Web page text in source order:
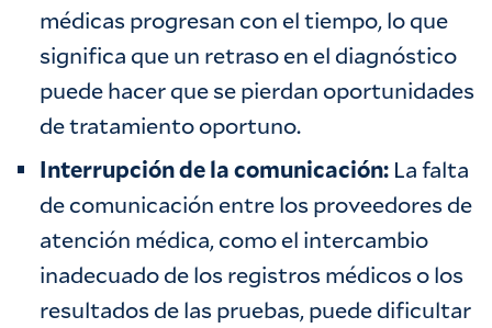
médicas progresan con el tiempo, lo que
significa que un retraso en el diagnóstico
puede hacer que se pierdan oportunidades
de tratamiento oportuno. ‍
Interrupción de la comunicación: La falta
de comunicación entre los proveedores de
atención médica, como el intercambio
inadecuado de los registros médicos o los
resultados de las pruebas, puede dificultar